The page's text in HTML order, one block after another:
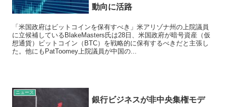
動向に活路
「米国政府はビットコインを保有すべき」米アリゾナ州の上院議員
に立候補しているBlakeMasters氏は28日、米国政府が暗号資産（仮
想通貨）ビットコイン（BTC）を戦略的に保有するべきだと主張し
た。他にもPatToomey上院議員が中国の...
ニュース
銀行ビジネスが非中央集権モデ